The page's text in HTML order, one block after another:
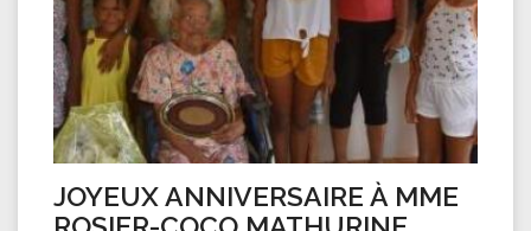
JOYEUX ANNIVERSAIRE À MME